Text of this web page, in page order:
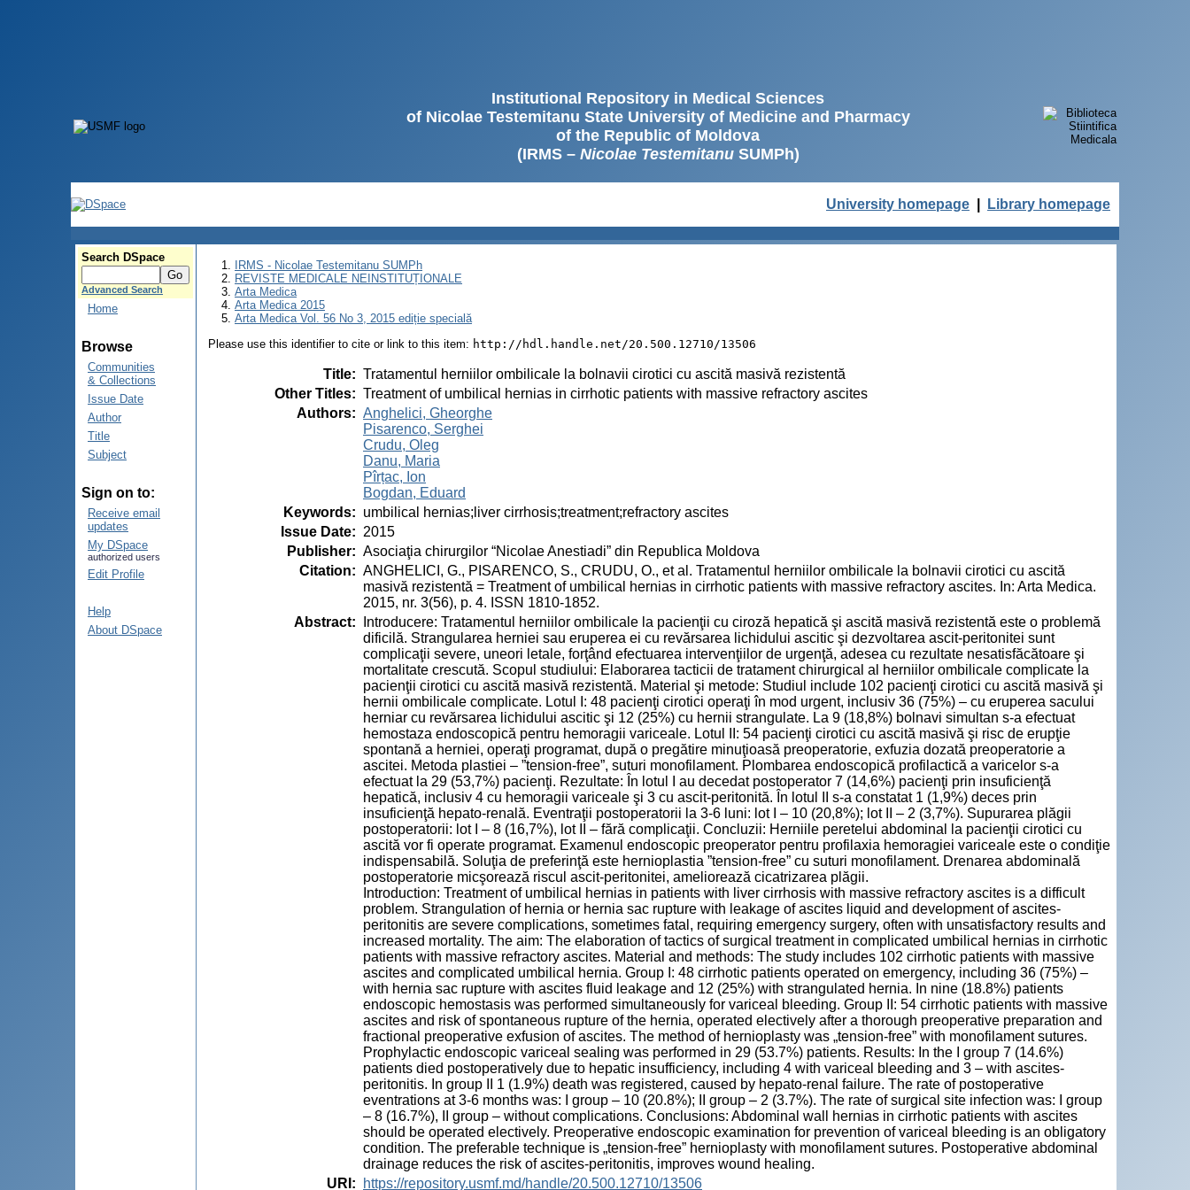
Institutional Repository in Medical Sciences
of Nicolae Testemitanu State University of Medicine and Pharmacy
of the Republic of Moldova
(IRMS – Nicolae TestemitanuSUMPh)
University homepage Library homepage
Search DSpace
Advanced Search
Home
Browse
Communities
& Collections
Issue Date
Author
Title
Subject
Sign on to:
Receive email
updates
My DSpace
authorized users
Edit Profile
Help
About DSpace
IRMS - Nicolae Testemitanu SUMPh
REVISTE MEDICALE NEINSTITUȚIONALE
Arta Medica
Arta Medica 2015
Arta Medica Vol. 56 No 3, 2015 ediție specială
Please use this identifier to cite or link to this item: http://hdl.handle.net/20.500.12710/13506
Title: Tratamentul herniilor ombilicale la bolnavii cirotici cu ascită masivă rezistentă
Other Titles: Treatment of umbilical hernias in cirrhotic patients with massive refractory ascites
Authors: Anghelici, Gheorghe
Pisarenco, Serghei
Crudu, Oleg
Danu, Maria
Pîrțac, Ion
Bogdan, Eduard
Keywords: umbilical hernias;liver cirrhosis;treatment;refractory ascites
Issue Date: 2015
Publisher: Asociaţia chirurgilor “Nicolae Anestiadi” din Republica Moldova
Citation: ANGHELICI, G., PISARENCO, S., CRUDU, O., et al. Tratamentul herniilor ombilicale la bolnavii cirotici cu ascită
masivă rezistentă = Treatment of umbilical hernias in cirrhotic patients with massive refractory ascites. In: Arta Medica.
2015, nr. 3(56), p. 4. ISSN 1810-1852.
Abstract:
Introducere: Tratamentul herniilor ombilicale la pacienţii cu ciroză hepatică şi ascită masivă rezistentă este o problemă
dificilă. Strangularea herniei sau eruperea ei cu revărsarea lichidului ascitic şi dezvoltarea ascit-peritonitei sunt
complicaţii severe, uneori letale, forţând efectuarea intervenţiilor de urgenţă, adesea cu rezultate nesatisfăcătoare şi
mortalitate crescută. Scopul studiului: Elaborarea tacticii de tratament chirurgical al herniilor ombilicale complicate la
pacienţii cirotici cu ascită masivă rezistentă. Material şi metode: Studiul include 102 pacienţi cirotici cu ascită masivă şi
hernii ombilicale complicate. Lotul I: 48 pacienţi cirotici operaţi în mod urgent, inclusiv 36 (75%) – cu eruperea sacului
herniar cu revărsarea lichidului ascitic şi 12 (25%) cu hernii strangulate. La 9 (18,8%) bolnavi simultan s-a efectuat
hemostaza endoscopică pentru hemoragii variceale. Lotul II: 54 pacienţi cirotici cu ascită masivă şi risc de erupţie
spontană a herniei, operaţi programat, după o pregătire minuţioasă preoperatorie, exfuzia dozată preoperatorie a
ascitei. Metoda plastiei – ”tension-free”, suturi monofilament. Plombarea endoscopică profilactică a varicelor s-a
efectuat la 29 (53,7%) pacienţi. Rezultate: În lotul I au decedat postoperator 7 (14,6%) pacienţi prin insuficienţă
hepatică, inclusiv 4 cu hemoragii variceale şi 3 cu ascit-peritonită. În lotul II s-a constatat 1 (1,9%) deces prin
insuficienţă hepato-renală. Eventraţii postoperatorii la 3-6 luni: lot I – 10 (20,8%); lot II – 2 (3,7%). Supurarea plăgii
postoperatorii: lot I – 8 (16,7%), lot II – fără complicaţii. Concluzii: Herniile peretelui abdominal la pacienţii cirotici cu
ascită vor fi operate programat. Examenul endoscopic preoperator pentru profilaxia hemoragiei variceale este o condiţie
indispensabilă. Soluţia de preferinţă este hernioplastia ”tension-free” cu suturi monofilament. Drenarea abdominală
postoperatorie micşorează riscul ascit-peritonitei, ameliorează cicatrizarea plăgii.
Introduction: Treatment of umbilical hernias in patients with liver cirrhosis with massive refractory ascites is a difficult
problem. Strangulation of hernia or hernia sac rupture with leakage of ascites liquid and development of ascites-
peritonitis are severe complications, sometimes fatal, requiring emergency surgery, often with unsatisfactory results and
increased mortality. The aim: The elaboration of tactics of surgical treatment in complicated umbilical hernias in cirrhotic
patients with massive refractory ascites. Material and methods: The study includes 102 cirrhotic patients with massive
ascites and complicated umbilical hernia. Group I: 48 cirrhotic patients operated on emergency, including 36 (75%) –
with hernia sac rupture with ascites fluid leakage and 12 (25%) with strangulated hernia. In nine (18.8%) patients
endoscopic hemostasis was performed simultaneously for variceal bleeding. Group II: 54 cirrhotic patients with massive
ascites and risk of spontaneous rupture of the hernia, operated electively after a thorough preoperative preparation and
fractional preoperative exfusion of ascites. The method of hernioplasty was „tension-free” with monofilament sutures.
Prophylactic endoscopic variceal sealing was performed in 29 (53.7%) patients. Results: In the I group 7 (14.6%)
patients died postoperatively due to hepatic insufficiency, including 4 with variceal bleeding and 3 – with ascites-
peritonitis. In group II 1 (1.9%) death was registered, caused by hepato-renal failure. The rate of postoperative
eventrations at 3-6 months was: I group – 10 (20.8%); II group – 2 (3.7%). The rate of surgical site infection was: I group
– 8 (16.7%), II group – without complications. Conclusions: Abdominal wall hernias in cirrhotic patients with ascites
should be operated electively. Preoperative endoscopic examination for prevention of variceal bleeding is an obligatory
condition. The preferable technique is „tension-free” hernioplasty with monofilament sutures. Postoperative abdominal
drainage reduces the risk of ascites-peritonitis, improves wound healing.
URI : https://repository.usmf.md/handle/20.500.12710/13506